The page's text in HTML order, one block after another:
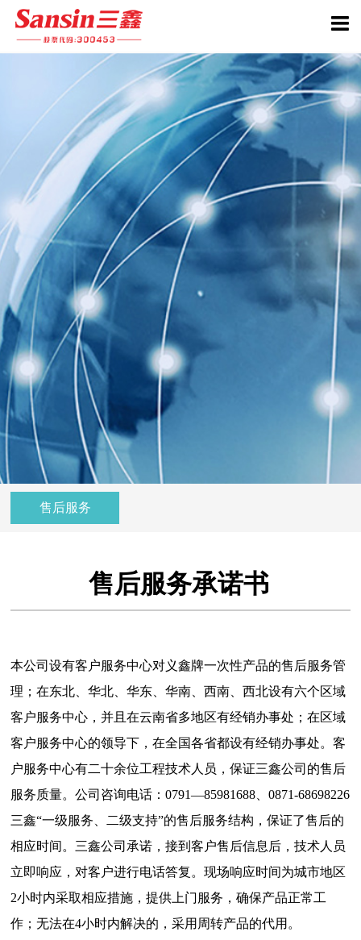
售后服务
售后服务承诺书
本公司设有客户服务中心对义鑫牌一次性产品的售后服务管
理；在东北、华北、华东、华南、西南、西北设有六个区域
客户服务中心，并且在云南省多地区有经销办事处；在区域
客户服务中心的领导下，在全国各省都设有经销办事处。客
户服务中心有二十余位工程技术人员，保证三鑫公司的售后
服务质量。公司咨询电话：0791—85981688、0871-68698226
三鑫“一级服务、二级支持”的售后服务结构，保证了售后的
相应时间。三鑫公司承诺，接到客户售后信息后，技术人员
立即响应，对客户进行电话答复。现场响应时间为城市地区
2小时内采取相应措施，提供上门服务，确保产品正常工
作；无法在4小时内解决的，采用周转产品的代用。